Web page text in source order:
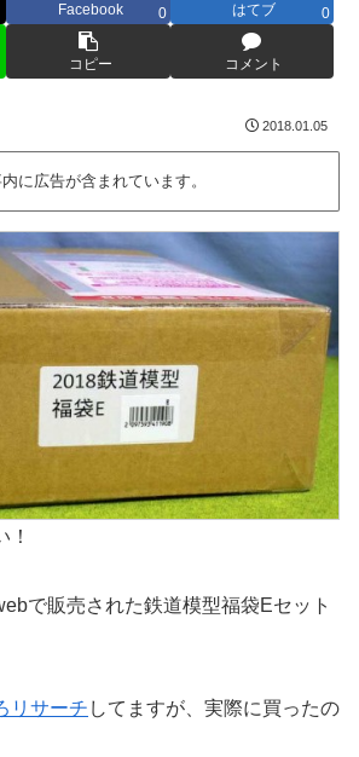
Facebook 0 はてブ 0
コピー コメント
2018.01.05
に広告が含まれています。
！
で販売された鉄道模型福袋Eセット
リサーチ してますが、実際に買ったの